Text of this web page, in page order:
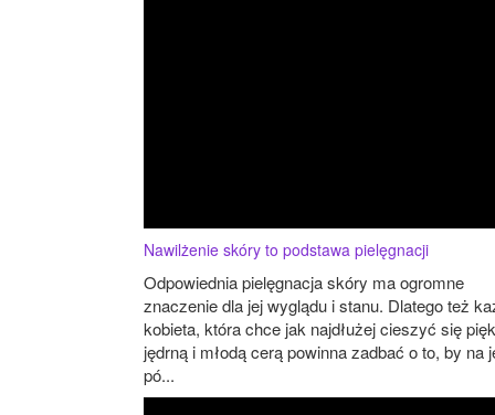
Nawilżenie skóry to podstawa pielęgnacji
Odpowiednia pielęgnacja skóry ma ogromne
znaczenie dla jej wyglądu i stanu. Dlatego też
kobieta, która chce jak najdłużej cieszyć się
jędrną i młodą cerą powinna zadbać o to, by na
pó...